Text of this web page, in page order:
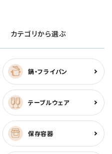
カテゴリから選ぶ
鍋・フライパン
テーブルウェア
保存容器